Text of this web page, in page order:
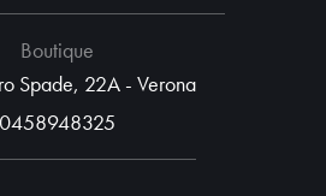
Boutique
Spade, 22A - Verona
0458948325